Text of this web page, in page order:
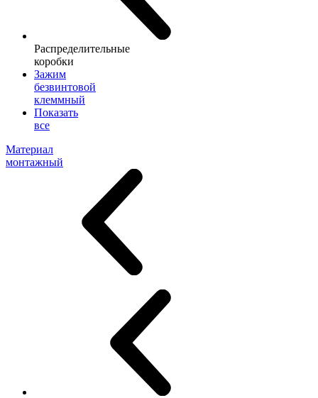
Распределительные
коробки
Зажим
безвинтовой
клеммный
Показать
все
Материал
монтажный